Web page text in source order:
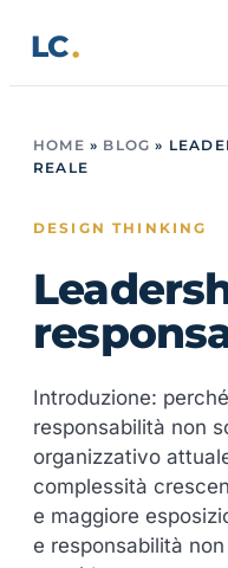
contenuto
LC
HOME » BLOG »
REALE
DESIGN THINKING
Introduzione:
responsabilità non
organizzativo
complessità
e maggiore
e responsabilità